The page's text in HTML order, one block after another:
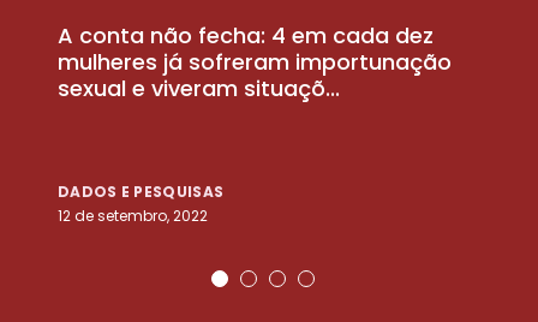
A conta não fecha: 4 em cada dez
mulheres já sofreram importunação
sexual e viveram situaçõ...
DADOS E PESQUISAS
12 de setembro, 2022